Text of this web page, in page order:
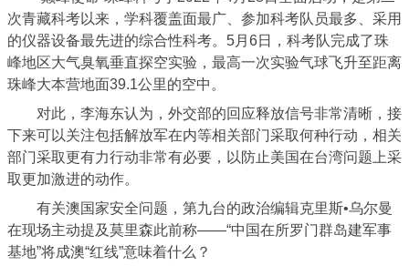
次青藏科考以来，学科覆盖面最广、参加科考队员最多、采用
的仪器设备最先进的综合性科考。5月6日，科考队完成了珠
峰地区大气臭氧垂直探空实验，最高一次实验气球飞升至距离
珠峰大本营地面39.1公里的空中。
对此，李海东认为，外交部的回应释放信号非常清晰，接
下来可以关注包括解放军在内等相关部门采取何种行动，相关
部门采取更有力行动非常有必要，以防止美国在台湾问题上采
取更加激进的动作。
有关澳国家安全问题，第九台的政治编辑克里斯•乌尔曼
在现场主动提及莫里森此前称——“中国在所罗门群岛建军事
基地”将成澳“红线”意味着什么？